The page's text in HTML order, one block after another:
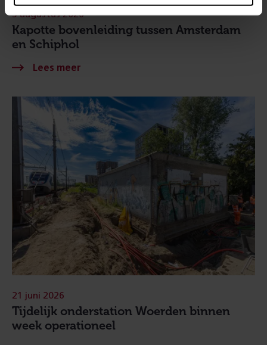
Kapotte bovenleiding tussen Amsterdam
en Schiphol
3 augustus 2026
Tijdelijk onderstation Woerden binnen
week operationeel
21 juni 2026